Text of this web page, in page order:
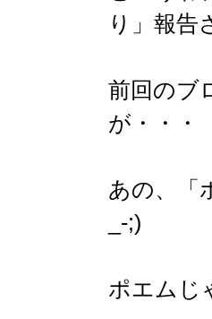
り」報告
前回のブ
が・・・
あの、「
_-;)
ポエムじ